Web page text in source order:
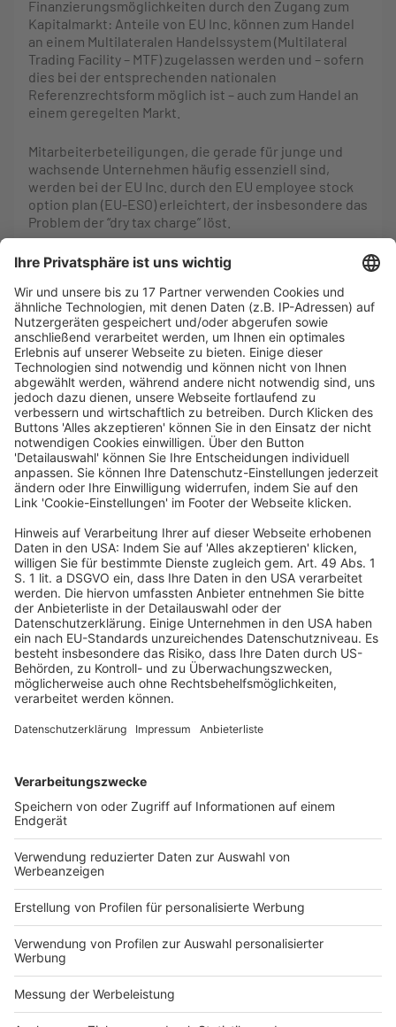
Finanzierungsmöglichkeiten durch den Zugang zum
Kapitalmarkt: Anteile von EU Inc. können zum Handel
an einem Multilateralen Handelssystem (Multilateral
Trading Facility – MTF) zugelassen werden und – sofern
dies bei der entsprechenden nationalen
Referenzrechtsform möglich ist – auch zum Handel an
einem geregelten Markt.
Mitarbeiterbeteiligungen, die gerade für junge und
wachsende Unternehmen häufig essenziell sind,
werden bei der EU Inc. durch den EU employee stock
option plan (EU-ESO) erleichtert, der insbesondere das
Problem der “dry tax charge” löst.
Ein großer Elefant im Raum ist indes auch bei der EU
Mitbestimmung. Nachdem die meisten EU Inc. weit
unterhalb der maßgeblichen Schwellen operieren
werden, erweist er sich jedoch bei näherer
Betrachtung als “Scheinriese”, der sich “bändigen”
lassen sollte.
Fazit: Die EU Inc. ist europäisch, digital, flexibel und
innovativ. Sie geht in vielen Punkten weit über den
bestehenden EU-Acquis hinaus. Das anlaufende
Legislativverfahren bietet die Möglichkeit, bei den im
Detail noch existierenden Unklarheiten und
suboptimalen Regelungen nachzujustieren. Zugleich
sollte es als Impuls dienen, auch den bestehenden EU-
Acquis zu reevaluieren und ggf. entsprechend
upzudaten.
Prof. Dr.JessicaSchmidt, LL.M. (Nottingham), ist
Inhaberin des Lehrstuhls für Bürgerliches Recht,
Unternehmens- und Kapitalmarktrecht an der
Universität Bayreuth. Sie ist Autorin zahlreicher
Veröffentlichungen zum deutschen und europäischen
Unternehmensrecht und Mitglied der Informal Expert
(ICLEG) der Europäischen Kommission. Der Beitrag
gibt ausschließlich ihre persönliche Meinung wieder.